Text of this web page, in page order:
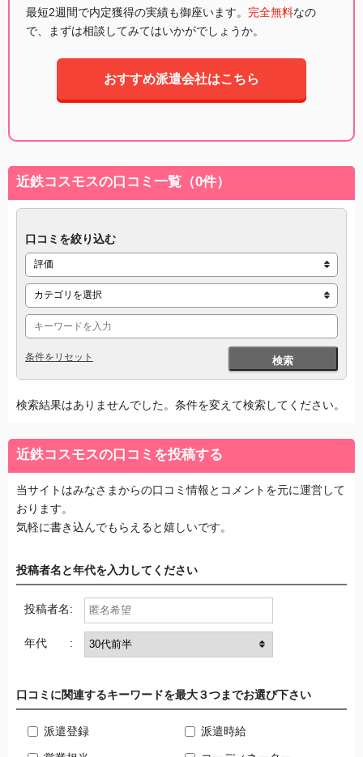
最短2週間で内定獲得の実績も御座います。 完全無料なの
で、まずは相談してみてはいかがでしょうか。
おすすめ派遣会社はこちら
近鉄コスモスの口コミ一覧（0件）
口コミを絞り込む
検索
条件をリセット
検索結果はありませんでした。条件を変えて検索してください。
近鉄コスモスの口コミを投稿する
当サイトはみなさまからの口コミ情報とコメントを元に運営して
おります。
気軽に書き込んでもらえると嬉しいです。
投稿者名と年代を入力してください
投稿者名:
年代 :
口コミに関連するキーワードを最大３つまでお選び下さい
派遣登録 派遣時給